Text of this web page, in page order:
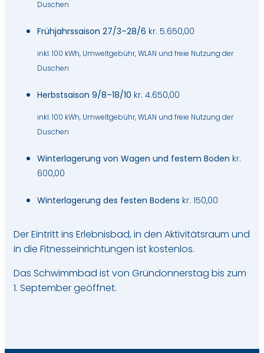
Duschen
Frühjahrssaison 27/3–28/6 kr. 5.650,00
inkl. 100 kWh, Umweltgebühr, WLAN und freie Nutzung der
Duschen
Herbstsaison 9/8–18/10 kr. 4.650,00
inkl. 100 kWh, Umweltgebühr, WLAN und freie Nutzung der
Duschen
Winterlagerung von Wagen und festem Boden kr.
600,00
Winterlagerung des festen Bodens kr. 150,00
Der Eintritt ins Erlebnisbad, in den Aktivitätsraum und
in die Fitnesseinrichtungen ist kostenlos.
Das Schwimmbad ist von Gründonnerstag bis zum
1. September geöffnet.